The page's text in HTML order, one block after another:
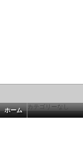
ホーム カテゴリーなし